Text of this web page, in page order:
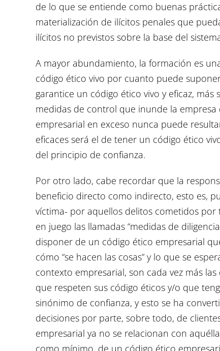
de lo que se entiende como buenas
materialización de ilícitos penales que
ilícitos no previstos sobre la base del
A mayor abundamiento, la formación es
código ético vivo por cuanto puede
garantice un código ético vivo y eficaz,
medidas de control que inunde la
empresarial en exceso nunca puede
eficaces será el de tener un código ético
del principio de confianza.
Por otro lado, cabe recordar que la
beneficio directo como indirecto, esto es,
víctima- por aquellos delitos cometidos
en juego las llamadas “medidas de
disponer de un código ético empresarial
cómo “se hacen las cosas” y lo que se
contexto empresarial, son cada vez más
que respeten sus código éticos y/o que
sinónimo de confianza, y esto se ha
decisiones por parte, sobre todo, de
empresarial ya no se relacionan con
como mínimo, de un código ético